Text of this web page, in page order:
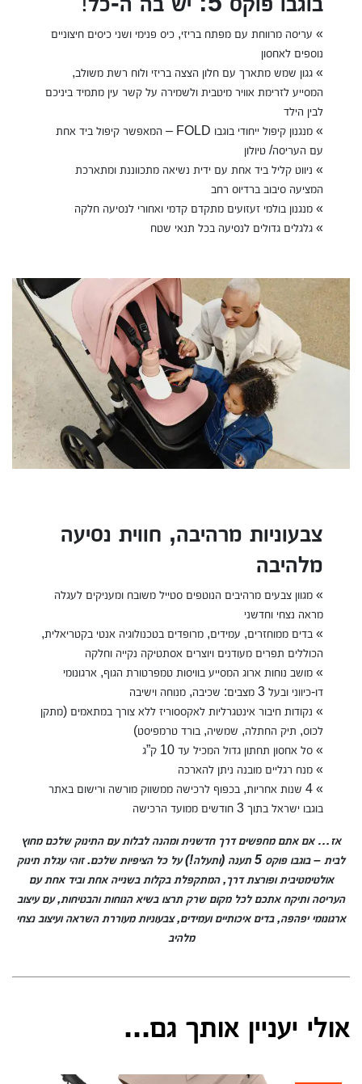
» עריסה מרווחת עם מפתח בריזי, כיס פנימי ושני כיסים חיצוניים
נוספים לאחסון
» גגון שמש מתארך עם חלון הצצה בריזי ולוח רשת משולב,
המסייע לזרימת אוויר מיטבית ולשמירה על קשר עין מתמיד ביניכם
לבין הילד
» מנגנון קיפול ייחודי בוגבו FOLD – המאפשר קיפול ביד אחת
עם העריסה/ טיולון
» ניווט קליל ביד אחת עם ידית נשיאה מתכווננת ומתארכת
המציעה סיבוב ברדיוס רחב
» מנגנון בולמי זעזועים מתקדם קדמי ואחורי לנסיעה חלקה
» גלגלים גדולים לנסיעה בכל תנאי שטח
צבעוניות מרהיבה, חווית נסיעה
מלהיבה
» מגוון צבעים מרהיבים הנוטפים סטייל משובח ומעניקים לעגלה
מראה נצחי וחדשני
» בדים ממוחזרים, עמידים, מרופדים בטכנולוגיה אנטי בקטריאלית,
הכוללים תפרים מעודנים ויוצרים אסתטיקה נקייה וחלקה
» מושב נוחות ארוג המסייע בוויסות טמפרטורת הגוף, ארגונומי
דו-כיווני ובעל 3 מצבים: שכיבה, מנוחה וישיבה
» נקודות חיבור אינטגרליות לאקססוריז ללא צורך במתאמים (מתקן
לכוס, תיק החתלה, שמשיה, בורד טרמפיסט)
» סל אחסון תחתון גדול המכיל עד 10 ק”ג
» מנח רגליים מובנה ניתן להארכה
» 4 שנות אחריות, בכפוף לרכישה ממשווק מורשה ורישום באתר
בוגבו ישראל בתוך 3 חודשים ממועד הרכישה
אז… אם אתם מחפשים דרך חדשנית ומהנה לבלות עם התינוק שלכם מחוץ
לבית – בוגבו פוקס 5 תענה (ותעלה!) על כל הציפיות שלכם. זוהי עגלת תינוק
אולטימטיבית ופורצת דרך, המתקפלת בקלות בשנייה אחת וביד אחת עם
העריסה ותיקח אתכם לכל מקום שרק תרצו בשיא הנוחות והבטיחות, עם עיצוב
ארגונומי יפהפה, בדים איכותיים ועמידים, צבעוניות מעוררת השראה ועיצוב נצחי
מלהיב
אולי יעניין אותך גם...